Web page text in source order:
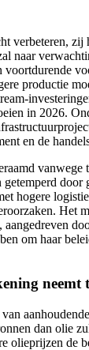
productie
in 2026.
en de
hogere
om haar
neemt
dan